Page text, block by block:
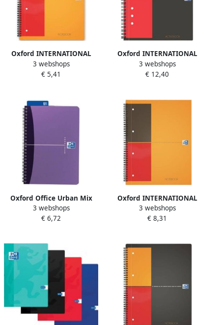
Oxford INTERNATIONAL
Notebook Connect zonder
scanbare pagina&apos;s
3 webshops
€ 5,41
Oxford INTERNATIONAL
activebook 160 bladzijden ft
A4+ geruit 5 mm
3 webshops
€ 12,40
Oxford Office Urban Mix
spiraalschrift 180
bladzijden ft A5 geruit 5
3 webshops
€ 6,72
Oxford INTERNATIONAL
Notebook Connect zonder
scanbare pagina&apos;s
3 webshops
€ 8,31